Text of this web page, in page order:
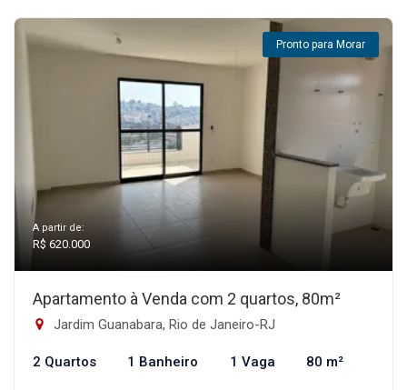
Pronto para Morar
A partir de:
R$ 620.000
Apartamento à Venda com 2 quartos, 80m²
Jardim Guanabara, Rio de Janeiro-RJ
2 Quartos 1 Banheiro 1 Vaga 80 m²